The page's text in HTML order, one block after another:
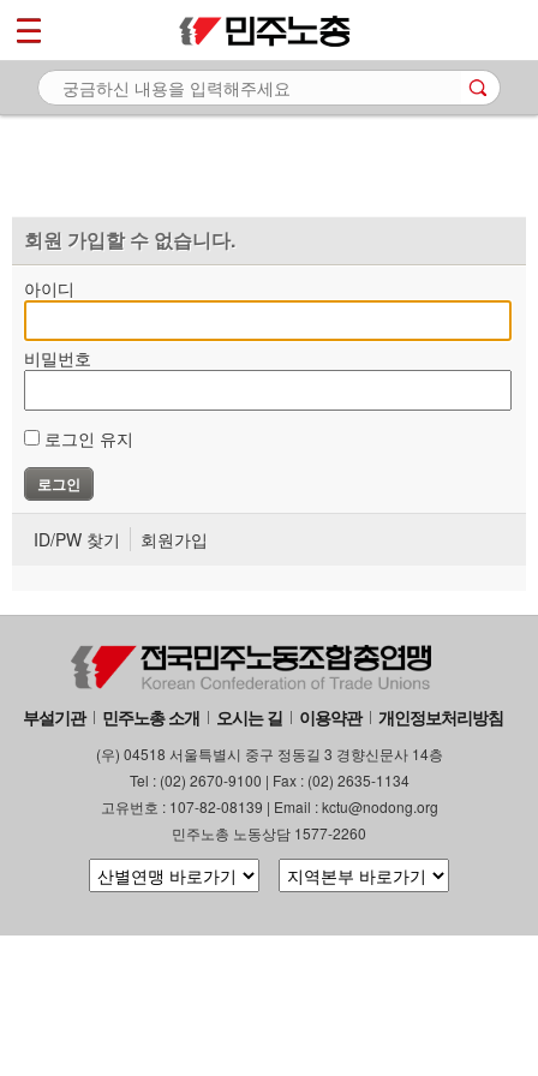
회원 가입할 수 없습니다.
아이디
비밀번호
로그인 유지
ID/PW 찾기 회원가입
부설기관 민주노총 소개 오시는 길 이용약관 개인정보처리방침
(우) 04518 서울특별시 중구 정동길 3 경향신문사 14층
Tel : (02) 2670-9100 | Fax : (02) 2635-1134
고유번호 : 107-82-08139 | Email : kctu@nodong.org
민주노총 노동상담 1577-2260
마이페이지
소개
자료
부설기관